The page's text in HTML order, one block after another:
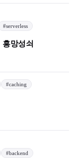
#serverless
흥망성쇠
#caching
#backend